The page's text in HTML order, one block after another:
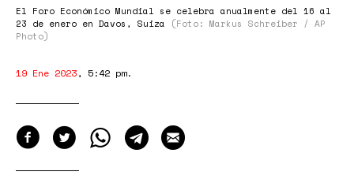
El Foro Económico Mundial se celebra anualmente del 16 al
23 de enero en Davos, Suiza
(Foto: Markus Schreiber / AP
Photo)
19 Ene 2023, 5:42 pm.